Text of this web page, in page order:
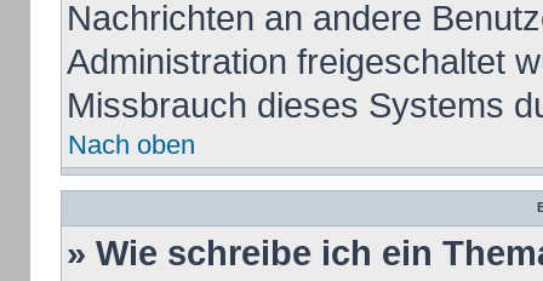
Nachrichten an andere
Administration freigeschaltet
Missbrauch dieses Systems
Nach oben
» Wie schreibe ich ein